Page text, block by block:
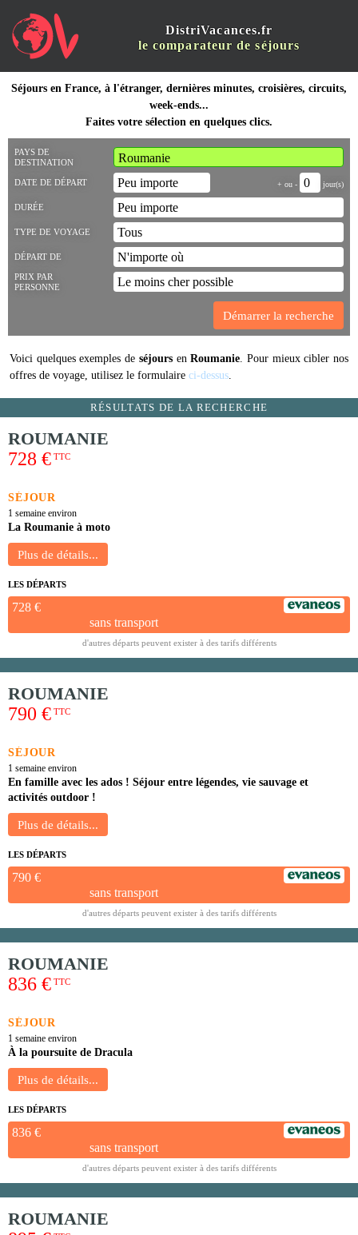
DistriVacances.fr
le comparateur de séjours
Séjours en France, à l'étranger, dernières minutes, croisières, circuits,
week-ends...
Faites votre sélection en quelques clics.
PAYS DE
DESTINATION
DATE DE DÉPART + ou - jour(s)
DURÉE
TYPE DE VOYAGE
DÉPART DE
PRIX PAR
PERSONNE
Voici quelques exemples de séjoursenRoumanie. Pour mieux cibler nos
offres de voyage, utilisez le formulaire ci-dessus.
RÉSULTATS DE LA RECHERCHE
ROUMANIE
728 € TTC
SÉJOUR
1 semaine environ
La Roumanie à moto
LES DÉPARTS
728 €
sans transport
d'autres départs peuvent exister à des tarifs différents
ROUMANIE
790 € TTC
SÉJOUR
1 semaine environ
En famille avec les ados ! Séjour entre légendes, vie sauvage et
activités outdoor !
LES DÉPARTS
790 €
sans transport
d'autres départs peuvent exister à des tarifs différents
ROUMANIE
836 € TTC
SÉJOUR
1 semaine environ
À la poursuite de Dracula
LES DÉPARTS
836 €
sans transport
d'autres départs peuvent exister à des tarifs différents
ROUMANIE